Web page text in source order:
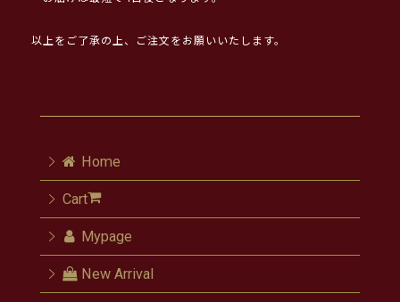
以上をご了承の上、ご注文をお願いいたします。
Home
Cart
Mypage
New Arrival